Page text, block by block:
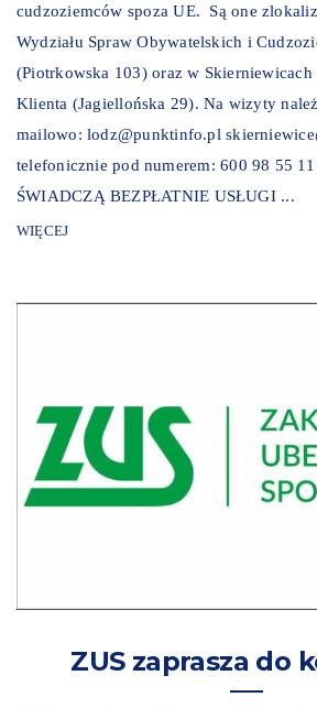
cudzoziemców spoza UE. Są one
Wydziału Spraw Obywatelskich i
(Piotrkowska 103) oraz w Skierniewicach
Klienta (Jagiellońska 29). Na wizyty
mailowo: lodz@punktinfo.pl
telefonicznie pod numerem: 600 98 55
ŚWIADCZĄ BEZPŁATNIE USŁUGI ...
WIĘCEJ
ZUS zaprasza do